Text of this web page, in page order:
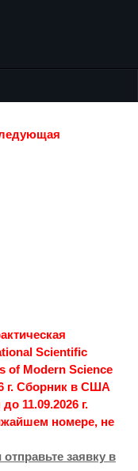
Scientific
of Modern Science
г. Сборник в США
11.09.2026 г.
номере, не
заявку в